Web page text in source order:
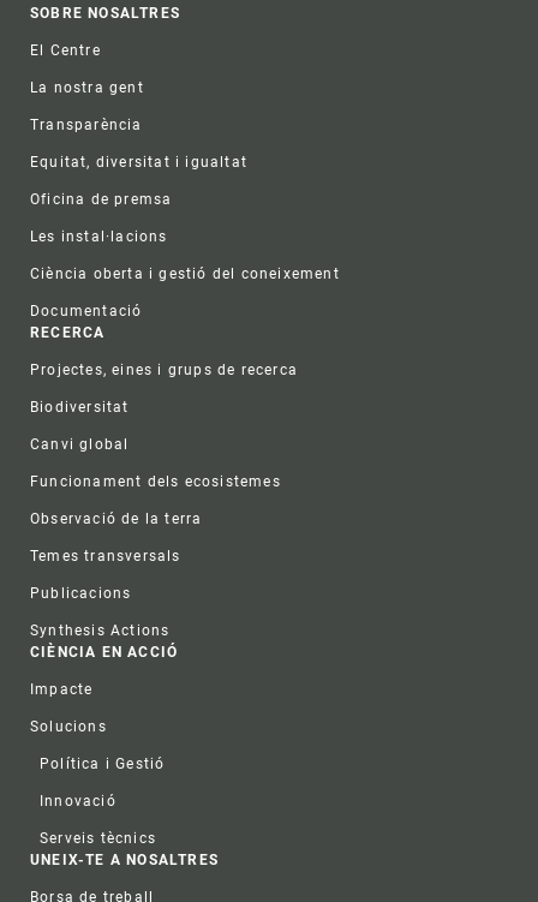
Footer
SOBRE NOSALTRES
El Centre
La nostra gent
Transparència
Equitat, diversitat i igualtat
Oficina de premsa
Les instal·lacions
Ciència oberta i gestió del coneixement
Documentació
RECERCA
Projectes, eines i grups de recerca
Biodiversitat
Canvi global
Funcionament dels ecosistemes
Observació de la terra
Temes transversals
Publicacions
Synthesis Actions
CIÈNCIA EN ACCIÓ
Impacte
Solucions
Política i Gestió
Innovació
Serveis tècnics
UNEIX-TE A NOSALTRES
Borsa de treball